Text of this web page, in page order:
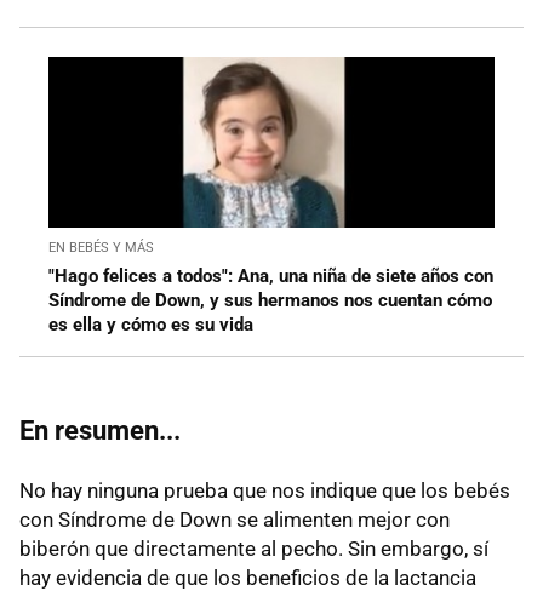
EN BEBÉS Y MÁS
"Hago felices a todos": Ana, una niña de siete años con
Síndrome de Down, y sus hermanos nos cuentan cómo
es ella y cómo es su vida
En resumen...
No hay ninguna prueba que nos indique que los bebés
con Síndrome de Down se alimenten mejor con
biberón que directamente al pecho. Sin embargo, sí
hay evidencia de que los beneficios de la lactancia